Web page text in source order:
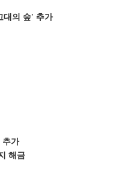
대의 숲' 추가
추가
해금